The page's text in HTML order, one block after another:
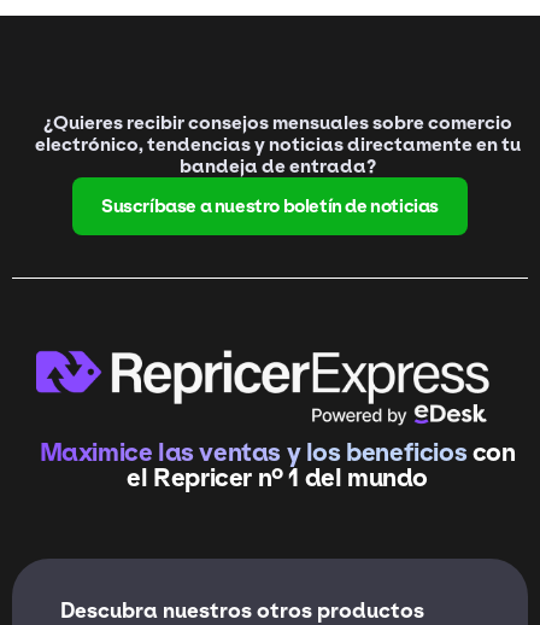
¿Quieres recibir consejos mensuales sobre comercio
electrónico, tendencias y noticias directamente en tu
bandeja de entrada?
Suscríbase a nuestro boletín de noticias
Maximice las ventas y los beneficioscon
el Repricer nº 1 del mundo
Descubra nuestros otros productos